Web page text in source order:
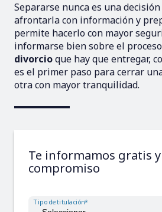
Separarse nunca es una
afrontarla con información y
permite hacerlo con mayor
informarse bien sobre el
divorcioque hay que entregar,
es el primer paso para cerrar
otra con mayor tranquilidad.
Te informamos gratis
compromiso
Tipo de titulación*